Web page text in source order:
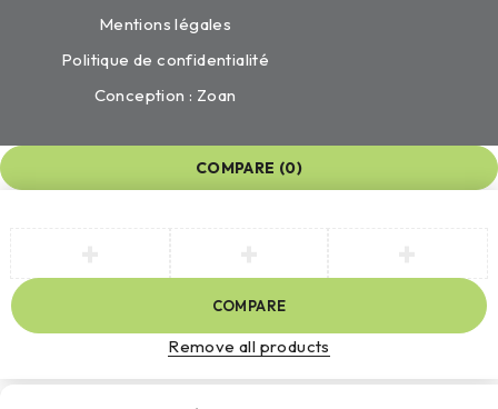
Mentions légales
Politique de confidentialité
Conception : Zoan
COMPARE (0)
COMPARE
Remove all products